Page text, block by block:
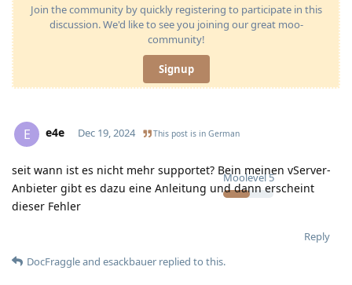
Join the community by quickly registering to participate in this
discussion. We'd like to see you joining our great moo-
community!
Signup
E e4e
Moolevel5
Dec 19, 2024 This post is in German
seit wann ist es nicht mehr supportet? Bein meinen vServer-
Anbieter gibt es dazu eine Anleitung und dann erscheint
dieser Fehler
Reply
DocFraggleand esackbauer replied to this.